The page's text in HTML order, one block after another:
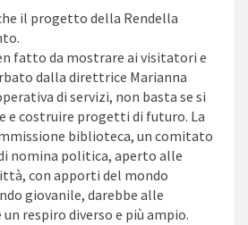
il progetto della Rendella
fatto da mostrare ai visitatori e
dalla direttrice Marianna
di servizi, non basta se si
e costruire progetti di futuro. La
biblioteca, un comitato
nomina politica, aperto alle
con apporti del mondo
giovanile, darebbe alle
respiro diverso e più ampio.